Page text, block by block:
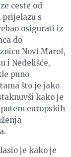
ceste od
s
osigurati iz
do
Novi Marof,
i Nedelišće,
puno
što je jako
kako je
europskih
je kako je